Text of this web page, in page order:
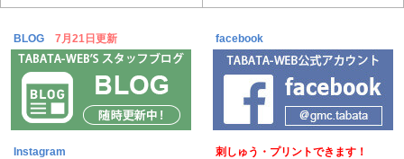
BLOG 7月21日更新 facebook
Instagram 刺しゅう・プリントできます！